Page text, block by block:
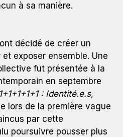
à sa manière.
décidé de créer un
exposer ensemble. Une
fut présentée à la
en septembre
1+1+1+1+1 : Identité.e.s,
lors de la première vague
par cette
poursuivre pousser plus